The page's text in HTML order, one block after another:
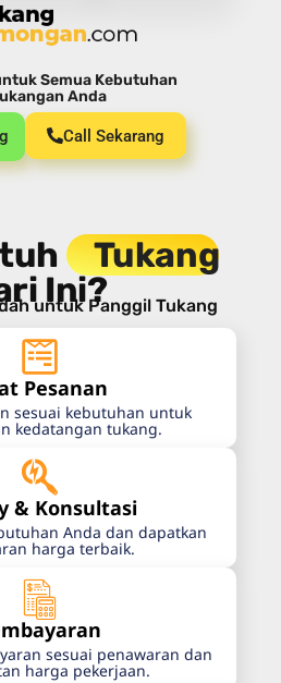
Semua Kebutuhan
Anda
Call Sekarang
Tukang
Ini?
untuk Panggil Tukang
Pesanan
sesuai kebutuhan untuk
kedatangan tukang.
& Konsultasi
Anda dan dapatkan
harga terbaik.
sesuai penawaran dan
harga pekerjaan.